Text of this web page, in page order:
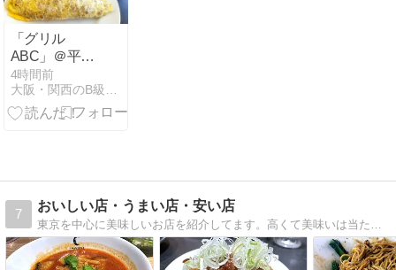
「グリル
ABC」＠平野
町 極薄卵に牛
タンケチャッ
プライスのオ
4時間前
大阪・関西のB級グルメコラム
7
おいしい店・うまい店・安い店
東京を中心に美味しいお店を紹介してます。高くて美味いは当たり前、安くて美味くなければ意味がない。庶民派ブロガーの食日記。